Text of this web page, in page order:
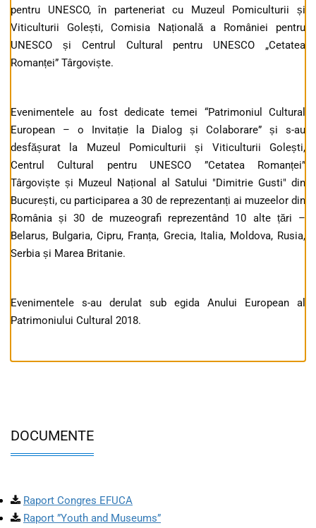
pentru UNESCO, în parteneriat cu Muzeul Pomiculturii și
Viticulturii Golești, Comisia Națională a României pentru
UNESCO și Centrul Cultural pentru UNESCO „Cetatea
Romanței” Târgoviște.
Evenimentele au fost dedicate temei “Patrimoniul Cultural
European – o Invitație la Dialog și Colaborare” și s-au
desfășurat la Muzeul Pomiculturii și Viticulturii Golești,
Centrul Cultural pentru UNESCO ”Cetatea Romanței”
Târgoviște și Muzeul Național al Satului "Dimitrie Gusti" din
București, cu participarea a 30 de reprezentanți ai muzeelor din
România și 30 de muzeografi reprezentând 10 alte țări –
Belarus, Bulgaria, Cipru, Franța, Grecia, Italia, Moldova, Rusia,
Serbia și Marea Britanie.
Evenimentele s-au derulat sub egida Anului European al
Patrimoniului Cultural 2018.
DOCUMENTE
Raport Congres EFUCA
Raport ”Youth and Museums”